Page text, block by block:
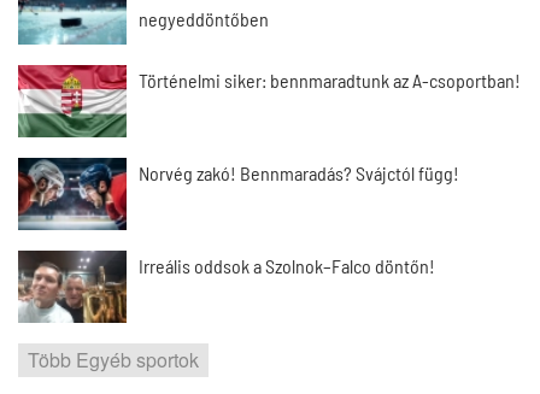
negyeddöntőben
Történelmi siker: bennmaradtunk az A-csoportban!
Norvég zakó! Bennmaradás? Svájctól függ!
Irreális oddsok a Szolnok–Falco döntőn!
Több Egyéb sportok